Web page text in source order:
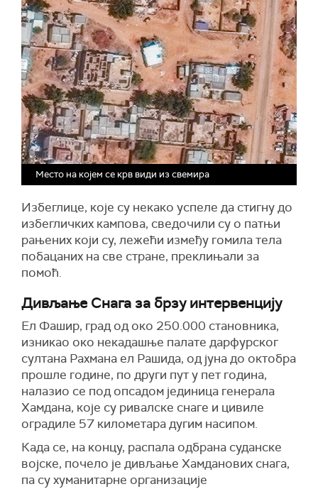
Место на којем се крв види из свемира
Избеглице, које су некако успеле да стигну до
избегличких кампова, сведочили су о патњи
рањених који су, лежећи између гомила тела
побацаних на све стране, преклињали за
помоћ.
Дивљање Снага за брзу интервенцију
Ел Фашир, град од око 250.000 становника,
изникао око некадашње палате дарфурског
султана Рахмана ел Рашида, од јуна до октобра
прошле године, по други пут у пет година,
налазио се под опсадом јединица генерала
Хамдана, које су ривалске снаге и цивиле
оградиле 57 километара дугим насипом.
Када се, на концу, распала одбрана суданске
војске, почело је дивљање Хамданових снага,
па су хуманитарне организације